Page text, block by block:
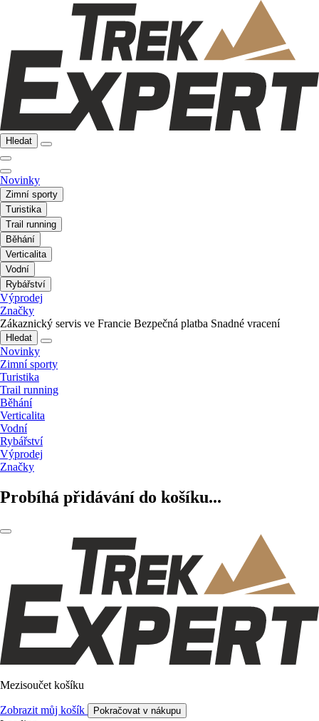
Hledat
Novinky
Zimní sporty
Turistika
Trail running
Běhání
Verticalita
Vodní
Rybářství
Výprodej
Značky
Zákaznický servis ve Francie Bezpečná platba Snadné vracení
Hledat
Novinky
Zimní sporty
Turistika
Trail running
Běhání
Verticalita
Vodní
Rybářství
Výprodej
Značky
Probíhá přidávání do košíku...
Mezisoučet košíku
Zobrazit můj košík Pokračovat v nákupu